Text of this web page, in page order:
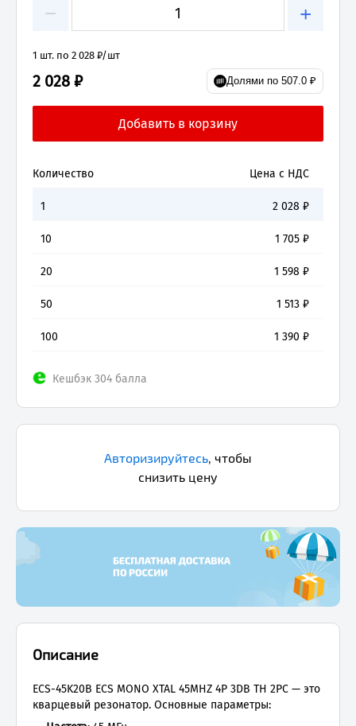
− +
1 шт. по 2 028 ₽/шт
2 028 ₽ Долями по 507.0 ₽
Количество Цена с НДС
1 2 028 ₽
10 1 705 ₽
20 1 598 ₽
50 1 513 ₽
100 1 390 ₽
Кешбэк 304 балла
Авторизируйтесь, чтобы
снизить цену
Описание
ECS-45K20B ECS MONO XTAL 45MHZ 4P 3DB TH 2PC — это
кварцевый резонатор. Основные параметры: